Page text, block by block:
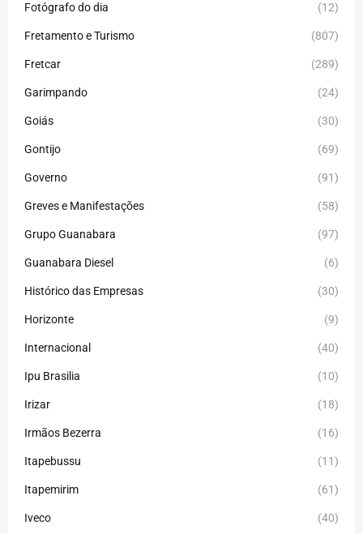
Fotógrafo do dia (12)
Fretamento e Turismo (807)
Fretcar (289)
Garimpando (24)
Goiás (30)
Gontijo (69)
Governo (91)
Greves e Manifestações (58)
Grupo Guanabara (97)
Guanabara Diesel (6)
Histórico das Empresas (30)
Horizonte (9)
Internacional (40)
Ipu Brasilia (10)
Irizar (18)
Irmãos Bezerra (16)
Itapebussu (11)
Itapemirim (61)
Iveco (40)